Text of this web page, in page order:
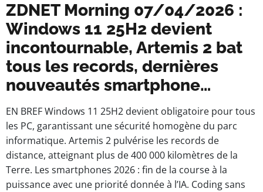
ZDNET Morning 07/04/2026 :
Windows 11 25H2 devient
incontournable, Artemis 2 bat
tous les records, dernières
nouveautés smartphone…
EN BREF Windows 11 25H2 devient obligatoire pour tous
les PC, garantissant une sécurité homogène du parc
informatique. Artemis 2 pulvérise les records de
distance, atteignant plus de 400 000 kilomètres de la
Terre. Les smartphones 2026 : fin de la course à la
puissance avec une priorité donnée à l’IA. Coding sans